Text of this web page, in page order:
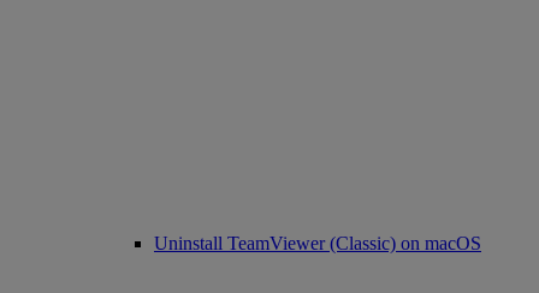
Uninstall TeamViewer (Classic) on macOS